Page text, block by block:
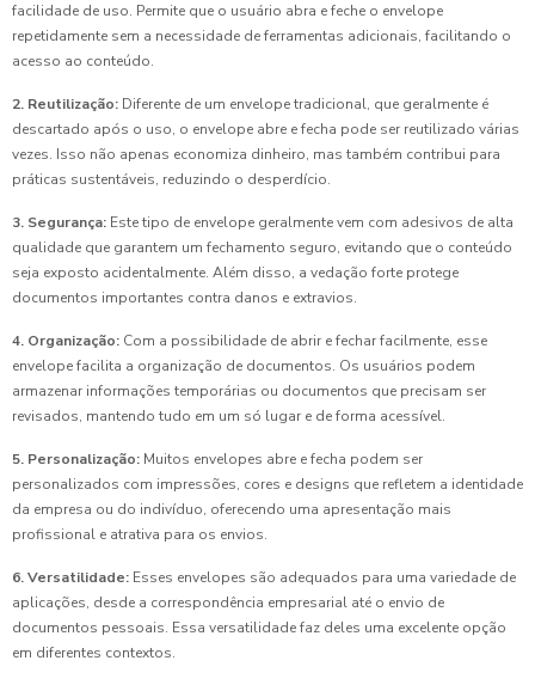
facilidade de uso. Permite que o usuário abra e feche o envelope
repetidamente sem a necessidade de ferramentas adicionais, facilitando o
acesso ao conteúdo.
2. Reutilização: Diferente de um envelope tradicional, que geralmente é
descartado após o uso, o envelope abre e fecha pode ser reutilizado várias
vezes. Isso não apenas economiza dinheiro, mas também contribui para
práticas sustentáveis, reduzindo o desperdício.
3. Segurança: Este tipo de envelope geralmente vem com adesivos de alta
qualidade que garantem um fechamento seguro, evitando que o conteúdo
seja exposto acidentalmente. Além disso, a vedação forte protege
documentos importantes contra danos e extravios.
4. Organização: Com a possibilidade de abrir e fechar facilmente, esse
envelope facilita a organização de documentos. Os usuários podem
armazenar informações temporárias ou documentos que precisam ser
revisados, mantendo tudo em um só lugar e de forma acessível.
5. Personalização: Muitos envelopes abre e fecha podem ser
personalizados com impressões, cores e designs que refletem a identidade
da empresa ou do indivíduo, oferecendo uma apresentação mais
profissional e atrativa para os envios.
6. Versatilidade: Esses envelopes são adequados para uma variedade de
aplicações, desde a correspondência empresarial até o envio de
documentos pessoais. Essa versatilidade faz deles uma excelente opção
em diferentes contextos.